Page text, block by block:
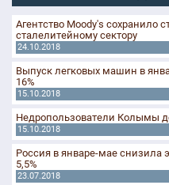
Агентство Moody's сохранило
сталелитейному сектору
24.10.2018
Выпуск легковых машин в
16%
15.10.2018
Недропользователи Колымы
15.10.2018
Россия в январе-мае снизила
5,5%
23.07.2018